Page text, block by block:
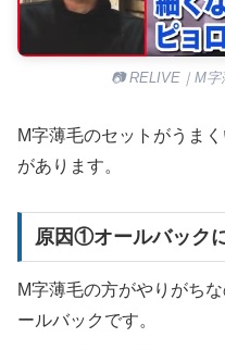
📷 RELIVE｜M
M字薄毛のセットがうま
があります。
原因①オールバック
M字薄毛の方がやりがち
ールバックです。